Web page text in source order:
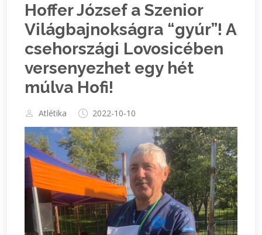
Hoffer József a Szenior
Világbajnokságra “gyúr”! A
csehországi Lovosicében
versenyezhet egy hét
múlva Hofi!
Atlétika 2022-10-10